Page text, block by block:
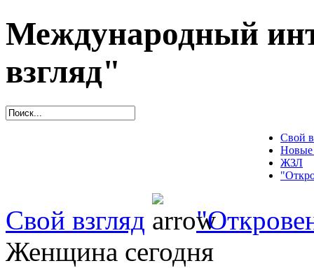
Международный
взгляд"
Свой
Новые
ЖЗЛ
Свой взгляд
Женщина сегодня